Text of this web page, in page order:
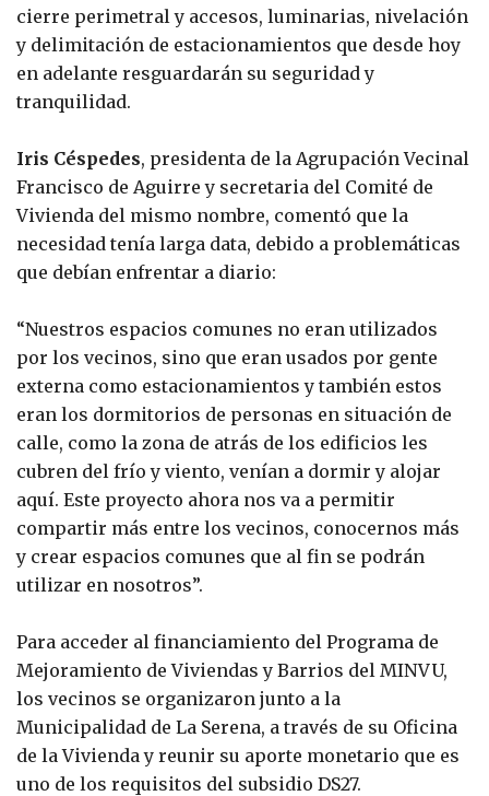
cierre perimetral y accesos, luminarias, nivelación
y delimitación de estacionamientos que desde hoy
en adelante resguardarán su seguridad y
tranquilidad.
Iris Céspedes, presidenta de la Agrupación Vecinal
Francisco de Aguirre y secretaria del Comité de
Vivienda del mismo nombre, comentó que la
necesidad tenía larga data, debido a problemáticas
que debían enfrentar a diario:
“Nuestros espacios comunes no eran utilizados
por los vecinos, sino que eran usados por gente
externa como estacionamientos y también estos
eran los dormitorios de personas en situación de
calle, como la zona de atrás de los edificios les
cubren del frío y viento, venían a dormir y alojar
aquí. Este proyecto ahora nos va a permitir
compartir más entre los vecinos, conocernos más
y crear espacios comunes que al fin se podrán
utilizar en nosotros”.
Para acceder al financiamiento del Programa de
Mejoramiento de Viviendas y Barrios del MINVU,
los vecinos se organizaron junto a la
Municipalidad de La Serena, a través de su Oficina
de la Vivienda y reunir su aporte monetario que es
uno de los requisitos del subsidio DS27.